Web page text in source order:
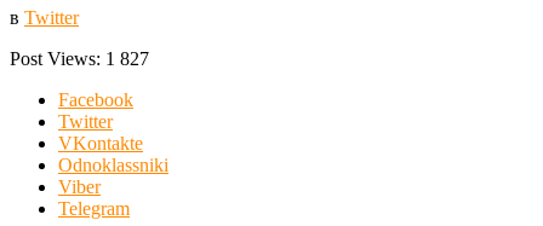
в Twitter
Post Views: 1 827
Facebook
Twitter
VKontakte
Odnoklassniki
Viber
Telegram